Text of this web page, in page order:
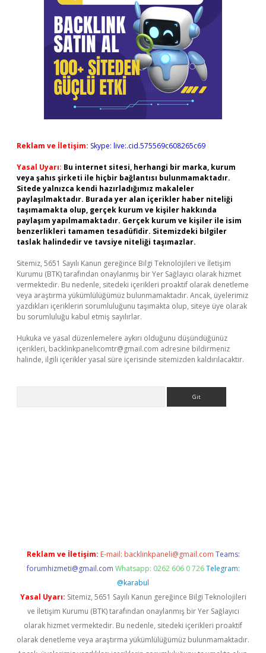
Reklam ve İletişim: Skype: live:.cid.575569c608265c69
Yasal Uyarı: Bu internet sitesi, herhangi bir marka, kurum
veya şahıs şirketi ile hiçbir bağlantısı bulunmamaktadır.
Sitede yalnızca kendi hazırladığımız makaleler
paylaşılmaktadır. Burada yer alan içerikler haber niteliği
taşımamakta olup, gerçek kurum ve kişiler hakkında
paylaşım yapılmamaktadır. Gerçek kurum ve kişiler ile isim
benzerlikleri tamamen tesadüfidir. Sitemizdeki bilgiler
taslak halindedir ve tavsiye niteliği taşımazlar.
Sitemiz, 5651 Sayılı Kanun gereğince Bilgi Teknolojileri ve İletişim
Kurumu (BTK) tarafından onaylanmış bir Yer Sağlayıcı olarak hizmet
vermektedir. Bu nedenle, sitedeki içerikleri proaktif olarak denetleme
veya araştırma yükümlülüğümüz bulunmamaktadır. Ancak, üyelerimiz
yazdıkları içeriklerin sorumluluğunu taşımakta olup, siteye üye olarak
bu sorumluluğu kabul etmiş sayılırlar.
Hukuka ve yasal düzenlemelere aykırı olduğunu düşündüğünüz
içerikleri, backlinkpanelicomtr@gmail.com adresine bildirmeniz
halinde, ilgili içerikler yasal süre içerisinde sitemizden kaldırılacaktır.
Reklam ve İletişim: E-mail: backlinkpaneli@gmail.com Teams:
forumhizmeti@gmail.com Whatsapp: 0262 606 0 726 Telegram:
@karabul
Yasal Uyarı: Sitemiz, 5651 Sayılı Kanun gereğince Bilgi Teknolojileri
ve İletişim Kurumu (BTK) tarafından onaylanmış bir Yer Sağlayıcı
olarak hizmet vermektedir. Bu nedenle, sitedeki içerikleri proaktif
olarak denetleme veya araştırma yükümlülüğümüz bulunmamaktadır.